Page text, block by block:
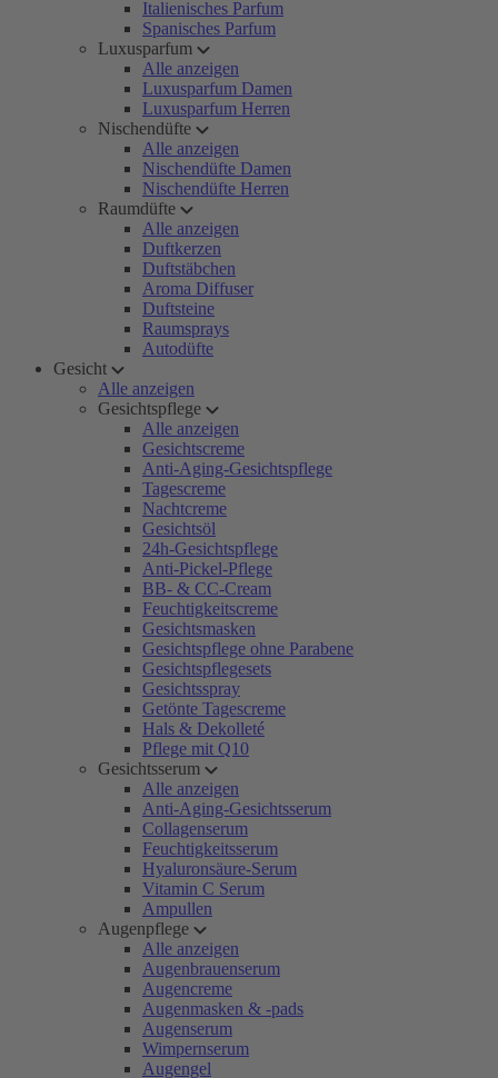
Italienisches Parfum
Spanisches Parfum
Luxusparfum
Alle anzeigen
Luxusparfum Damen
Luxusparfum Herren
Nischendüfte
Alle anzeigen
Nischendüfte Damen
Nischendüfte Herren
Raumdüfte
Alle anzeigen
Duftkerzen
Duftstäbchen
Aroma Diffuser
Duftsteine
Raumsprays
Autodüfte
Gesicht
Alle anzeigen
Gesichtspflege
Alle anzeigen
Gesichtscreme
Anti-Aging-Gesichtspflege
Tagescreme
Nachtcreme
Gesichtsöl
24h-Gesichtspflege
Anti-Pickel-Pflege
BB- & CC-Cream
Feuchtigkeitscreme
Gesichtsmasken
Gesichtspflege ohne Parabene
Gesichtspflegesets
Gesichtsspray
Getönte Tagescreme
Hals & Dekolleté
Pflege mit Q10
Gesichtsserum
Alle anzeigen
Anti-Aging-Gesichtsserum
Collagenserum
Feuchtigkeitsserum
Hyaluronsäure-Serum
Vitamin C Serum
Ampullen
Augenpflege
Alle anzeigen
Augenbrauenserum
Augencreme
Augenmasken & -pads
Augenserum
Wimpernserum
Augengel